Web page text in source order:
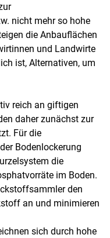
nicht mehr so hohe
die Anbauflächen
und Landwirte
ist, Alternativen, um
reich an giftigen
daher zunächst zur
Für die
Bodenlockerung
die
im Boden.
den
an und minimieren
sich durch hohe